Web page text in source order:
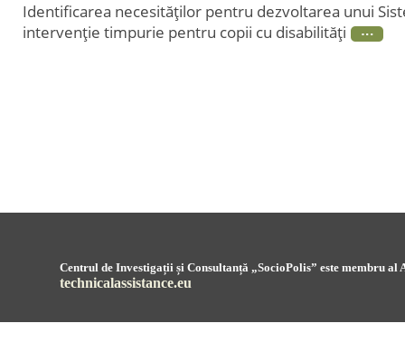
Identificarea necesităţilor pentru dezvoltarea unui
intervenţie timpurie pentru copii cu disabilităţi
Centrul de Investigații și Consultanță „SocioPolis” este membru al
technicalassistance.eu